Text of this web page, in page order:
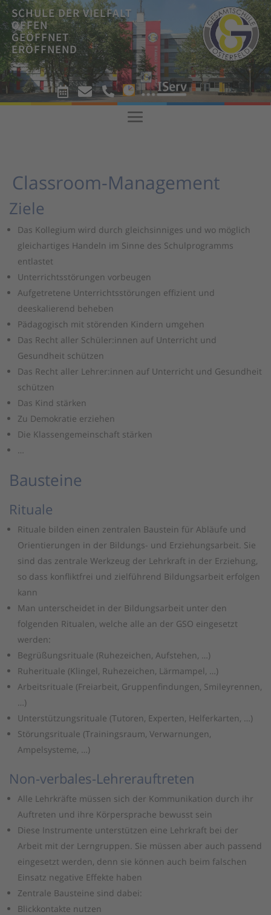
SCHULE DER VIELFALT
OFFEN
GEÖFFNET
ERÖFFNEND
   ! !
Classroom-Management
Ziele
Das Kollegium wird durch gleichsinniges und wo möglich
gleichartiges Handeln im Sinne des Schulprogramms
entlastet
Unterrichtsstörungen vorbeugen
Aufgetretene Unterrichtsstörungen effizient und
deeskalierend beheben
Pädagogisch mit störenden Kindern umgehen
Das Recht aller Schüler:innen auf Unterricht und
Gesundheit schützen
Das Recht aller Lehrer:innen auf Unterricht und Gesundheit
schützen
Das Kind stärken
Zu Demokratie erziehen
Die Klassengemeinschaft stärken
…
Bausteine
Rituale
Rituale bilden einen zentralen Baustein für Abläufe und
Orientierungen in der Bildungs- und Erziehungsarbeit. Sie
sind das zentrale Werkzeug der Lehrkraft in der Erziehung,
so dass konfliktfrei und zielführend Bildungsarbeit erfolgen
kann
Man unterscheidet in der Bildungsarbeit unter den
folgenden Ritualen, welche alle an der GSO eingesetzt
werden:
Begrüßungsrituale (Ruhezeichen, Aufstehen, …)
Ruherituale (Klingel, Ruhezeichen, Lärmampel, …)
Arbeitsrituale (Freiarbeit, Gruppenfindungen, Smileyrennen,
…)
Unterstützungsrituale (Tutoren, Experten, Helferkarten, …)
Störungsrituale (Trainingsraum, Verwarnungen,
Ampelsysteme, …)
Non-verbales-Lehrerauftreten
Alle Lehrkräfte müssen sich der Kommunikation durch ihr
Auftreten und ihre Körpersprache bewusst sein
Diese Instrumente unterstützen eine Lehrkraft bei der
Arbeit mit der Lerngruppen. Sie müssen aber auch passend
eingesetzt werden, denn sie können auch beim falschen
Einsatz negative Effekte haben
Zentrale Bausteine sind dabei:
Blickkontakte nutzen